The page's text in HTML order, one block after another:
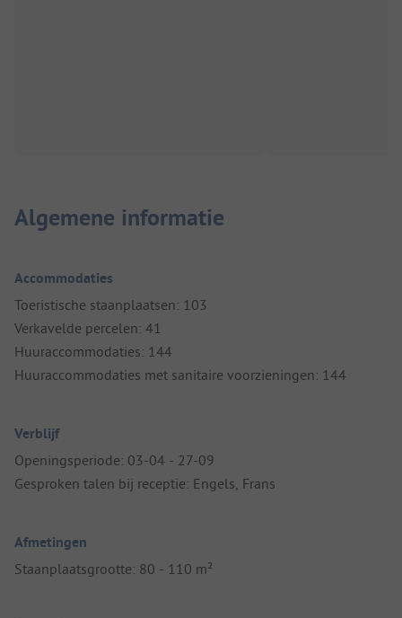
Algemene informatie
Accommodaties
Toeristische staanplaatsen: 103
Verkavelde percelen: 41
Huuraccommodaties: 144
Huuraccommodaties met sanitaire voorzieningen: 144
Verblijf
Openingsperiode: 03-04 - 27-09
Gesproken talen bij receptie: Engels, Frans
Afmetingen
Staanplaatsgrootte: 80 - 110 m²